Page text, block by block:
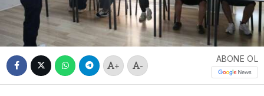
+ -
ABONE OL